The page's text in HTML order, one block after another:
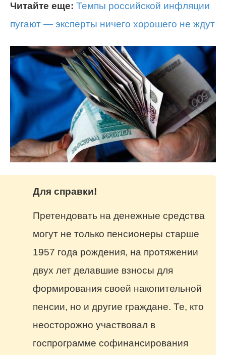
Читайте еще: Темпы российской инфляции
пугают — эксперты ничего хорошего не ждут
Для справки!
Претендовать на денежные средства
могут не только пенсионеры старше
1957 года рождения, на протяжении
двух лет делавшие взносы для
формирования своей накопительной
пенсии, но и другие граждане. Те, кто
неосторожно участвовал в
госпрограмме софинансирования